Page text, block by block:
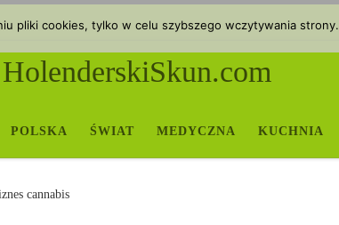
HolenderskiSkun.com
POLSKA ŚWIAT MEDYCZNA KUCHNIA
cannabis
pliki cookies, tylko w celu szybszego wczytywania strony.